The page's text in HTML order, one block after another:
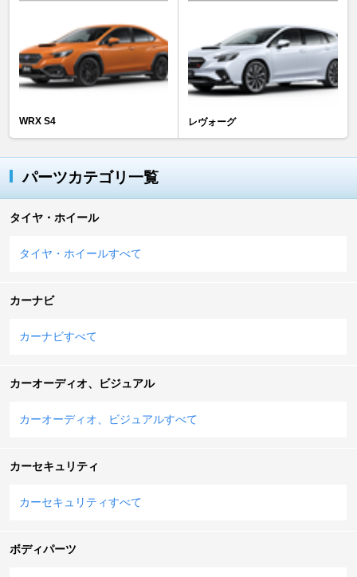
WRX S4 レヴォーグ
パーツカテゴリ一覧
タイヤ・ホイール
タイヤ・ホイールすべて
カーナビ
カーナビすべて
カーオーディオ、ビジュアル
カーオーディオ、ビジュアルすべて
カーセキュリティ
カーセキュリティすべて
ボディパーツ